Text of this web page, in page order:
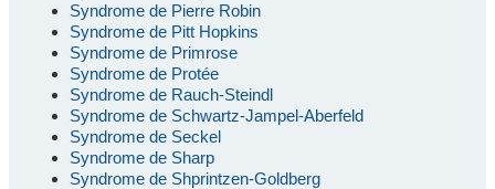
Syndrome de Pierre Robin
Syndrome de Pitt Hopkins
Syndrome de Primrose
Syndrome de Protée
Syndrome de Rauch-Steindl
Syndrome de Schwartz-Jampel-Aberfeld
Syndrome de Seckel
Syndrome de Sharp
Syndrome de Shprintzen-Goldberg